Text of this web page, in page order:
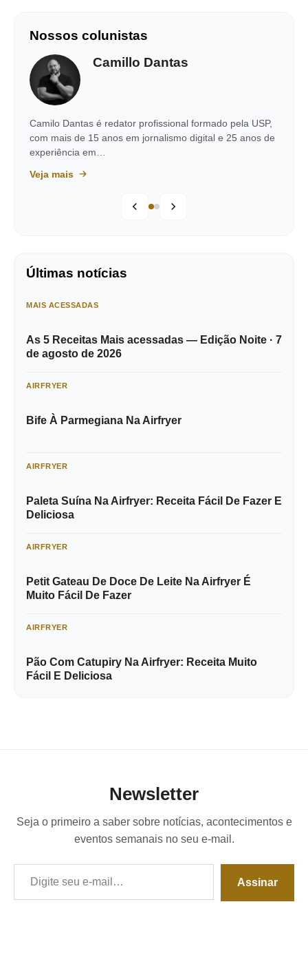
Nossos colunistas
Camillo Dantas
Camilo Dantas é redator profissional formado pela USP,
com mais de 15 anos em jornalismo digital e 25 anos de
experiência em…
Veja mais
Últimas notícias
MAIS ACESSADAS
As 5 Receitas Mais acessadas — Edição Noite · 7
de agosto de 2026
AIRFRYER
Bife À Parmegiana Na Airfryer
AIRFRYER
Paleta Suína Na Airfryer: Receita Fácil De Fazer E
Deliciosa
AIRFRYER
Petit Gateau De Doce De Leite Na Airfryer É
Muito Fácil De Fazer
AIRFRYER
Pão Com Catupiry Na Airfryer: Receita Muito
Fácil E Deliciosa
Newsletter
Seja o primeiro a saber sobre notícias, acontecimentos e
eventos semanais no seu e-mail.
Digite seu e-mail…
Assinar